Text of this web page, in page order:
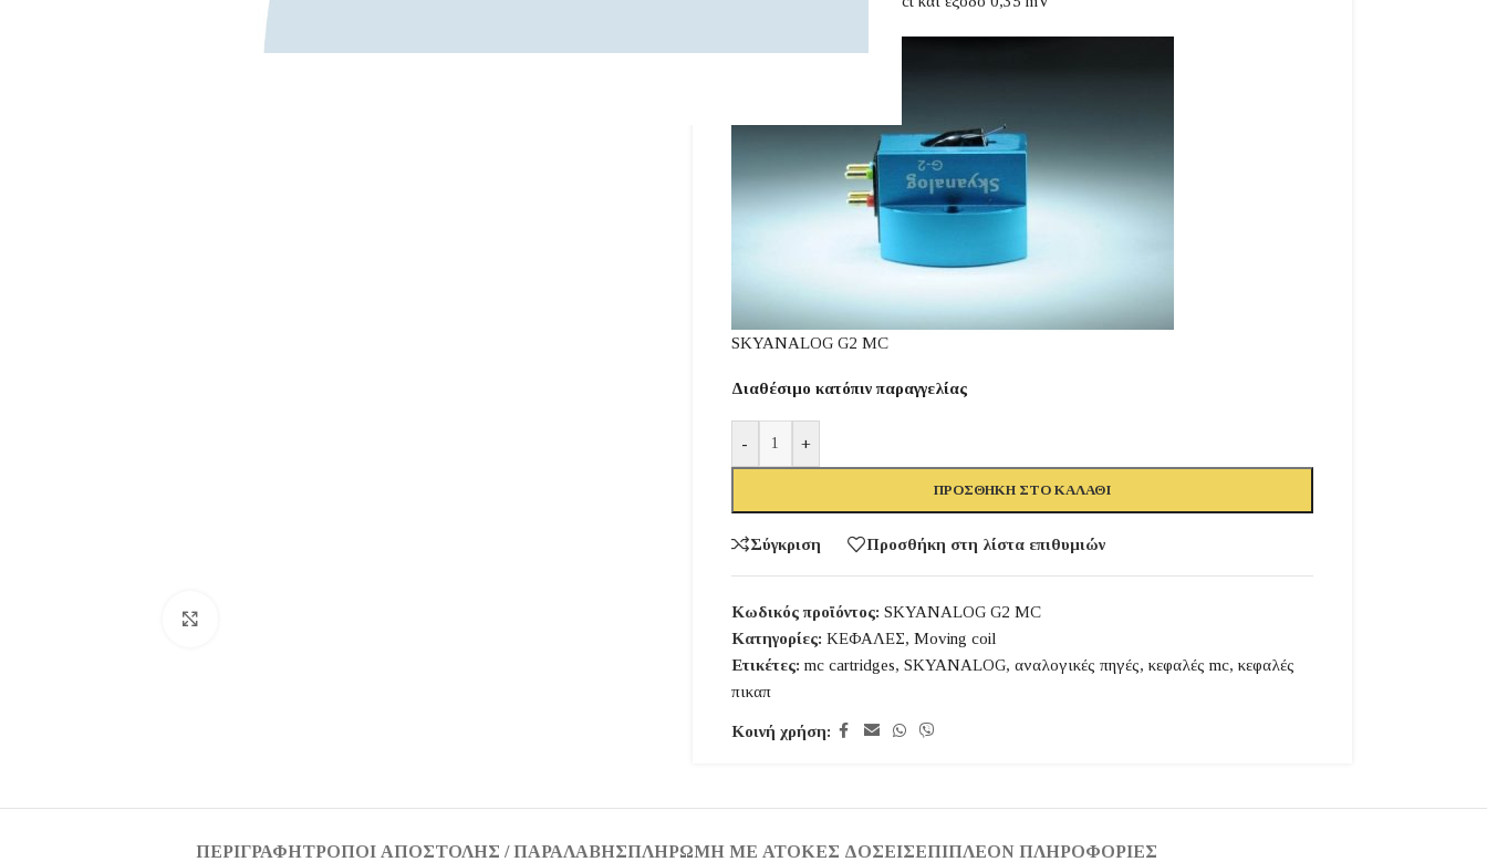
SKYANALOG G2 MC
Διαθέσιμο κατόπιν παραγγελίας
- +
ΠΡΟΣΘΉΚΗ ΣΤΟ ΚΑΛΆΘΙ
Σύγκριση Προσθήκη στη λίστα επιθυμιών
Κωδικός προϊόντος: SKYANALOG G2 MC
Κατηγορίες: ΚΕΦΑΛΕΣ, Moving coil
Ετικέτες: mc cartridges, SKYANALOG, αναλογικές πηγές, κεφαλές mc, κεφαλές
πικαπ
Κοινή χρήση:
ΠΕΡΙΓΡΑΦΉΤΡΌΠΟΙ ΑΠΟΣΤΟΛΉΣ / ΠΑΡΑΛΑΒΉΣΠΛΗΡΩΜΉ ΜΕ ΆΤΟΚΕΣ ΔΌΣΕΙΣΕΠΙΠΛΈΟΝ ΠΛΗΡΟΦΟΡΊΕΣ